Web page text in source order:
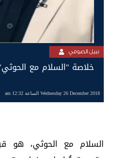
نبيل الصوفي
خلاصة "السلام مع
Wednesday 26 December 2018 الساعة 12:32 am
السلام مع الحوثي، هو